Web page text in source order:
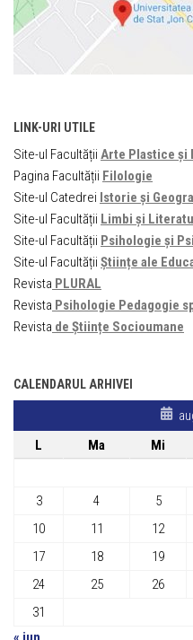
LINK-URI UTILE
Site-ul Facultății Arte Plastice și
Pagina Facultății Filologie
Site-ul Catedrei Istorie și
Site-ul Facultății Limbi și
Site-ul Facultății Psihologie și
Site-ul Facultății Științe ale
Revista PLURAL
Revista Psihologie Pedagogie
Revista de Științe Socioumane
CALENDARUL ARHIVEI
L
Ma Mi
3
4 5
10
11 12
17
18 19
24
25 26
31